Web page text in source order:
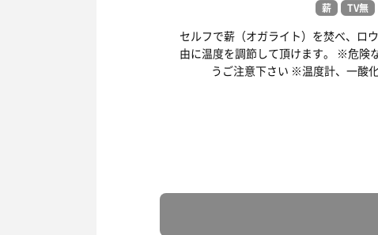
薪 TV無
セルフで薪（オガライト）を焚べ、ロ
由に温度を調節して頂けます。 ※危険
うご注意下さい ※温度計、一酸